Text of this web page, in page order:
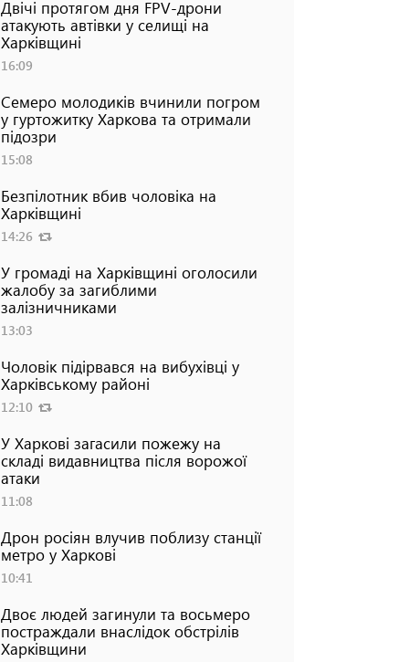
Двічі протягом дня FPV-дрони
атакують автівки у селищі на
Харківщині
16:09
Семеро молодиків вчинили погром
у гуртожитку Харкова та отримали
підозри
15:08
Безпілотник вбив чоловіка на
Харківщині
14:26
У громаді на Харківщині оголосили
жалобу за загиблими
залізничниками
13:03
Чоловік підірвався на вибухівці у
Харківському районі
12:10
У Харкові загасили пожежу на
складі видавництва після ворожої
атаки
11:08
Дрон росіян влучив поблизу станції
метро у Харкові
10:41
Двоє людей загинули та восьмеро
постраждали внаслідок обстрілів
Харківщини